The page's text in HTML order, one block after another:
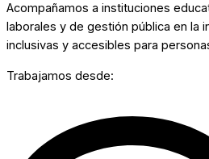
Acompañamos a instituciones
laborales y de gestión pública en la
inclusivas y accesibles para
Trabajamos desde: